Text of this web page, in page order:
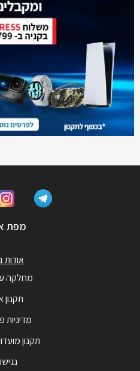
מפת
אודות
מחלקה
תקנון
מדיניות
תקנון